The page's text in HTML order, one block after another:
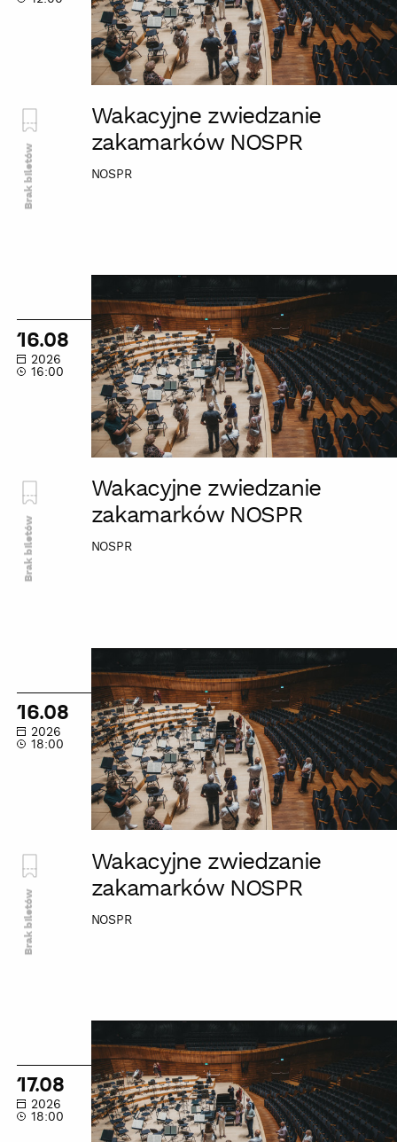
Wakacyjne zwiedzanie
zakamarków NOSPR
NOSPR
Brak biletów
zwiedzanie
zakamarków
NOSPR
16.08
2026
16:00
Wakacyjne zwiedzanie
zakamarków NOSPR
NOSPR
Brak biletów
zwiedzanie
zakamarków
NOSPR
16.08
2026
18:00
Wakacyjne zwiedzanie
zakamarków NOSPR
NOSPR
Brak biletów
zwiedzanie
zakamarków
NOSPR
17.08
2026
18:00